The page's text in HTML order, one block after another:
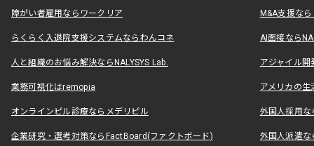
障がい者雇用ならワークリア M&A支援な
らくらく入退院支援システムならわんコネ AI面接なら
人と組織のお悩み解決ならNALYSYS Lab. アジャイル
業務可視化はremopia アメリカの
オンラインピル診療ならメデリピル 外国人採用
企業研究・選考対策ならFactBoard(ファクトボード) 外国人派遣な